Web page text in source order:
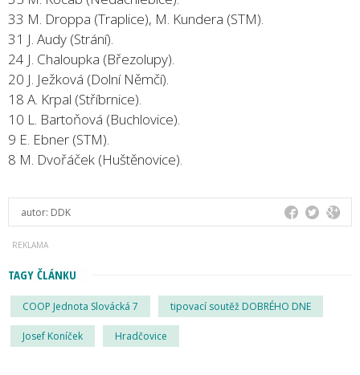
33 M. Droppa (Traplice), M. Kundera (STM).
31 J. Audy (Strání).
24 J. Chaloupka (Březolupy).
20 J. Ježková (Dolní Němčí).
18 A. Krpal (Stříbrnice).
10 L. Bartoňová (Buchlovice).
9 E. Ebner (STM).
8 M. Dvořáček (Huštěnovice).
autor: DDK
TAGY ČLÁNKU
COOP Jednota Slovácká 7 tipovací soutěž DOBRÉHO DNE
Josef Koníček Hradčovice